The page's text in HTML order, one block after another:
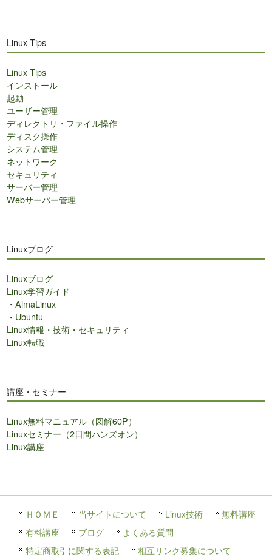
Linux Tips
Linux Tips
インストール
起動
ユーザー管理
ディレクトリ・ファイル操作
ディスク操作
システム管理
ネットワーク
セキュリティ
サーバー管理
Webサーバー管理
Linuxブログ
Linuxブログ
Linux学習ガイド
・AlmaLinux
・ Ubuntu
Linux情報・技術・セキュリティ
Linux転職
講座・セミナー
Linux無料マニュアル（図解60P）
Linuxセミナー（2日間ハンズオン）
Linux講座
ＨＯＭＥ 当サイトについて Linux技術
無料講座
有料講座
ブログ
よくある質問
特定商取引に関する表記
相互リンク募集について